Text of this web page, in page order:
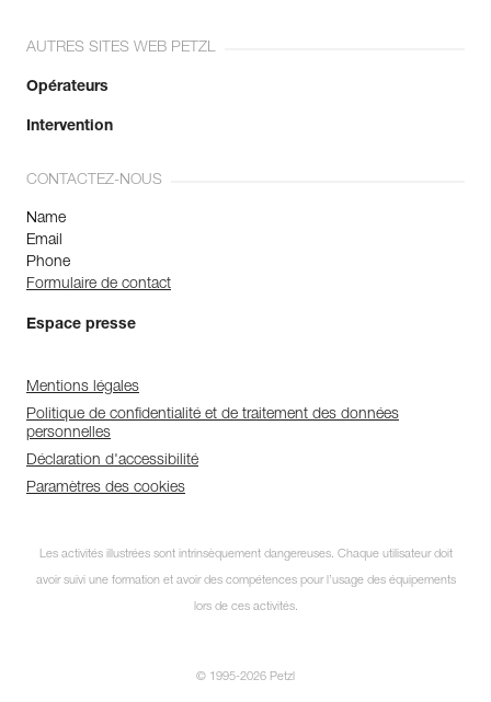
AUTRES SITES WEB PETZL
Opérateurs
Intervention
CONTACTEZ-NOUS
Name
Email
Phone
Formulaire de contact
Espace presse
Mentions légales
Politique de confidentialité et de traitement des données
personnelles
Déclaration d'accessibilité
Paramètres des cookies
Les activités illustrées sont intrinsèquement dangereuses. Chaque utilisateur doit
avoir suivi une formation et avoir des compétences pour l’usage des équipements
lors de ces activités.
© 1995-2026 Petzl